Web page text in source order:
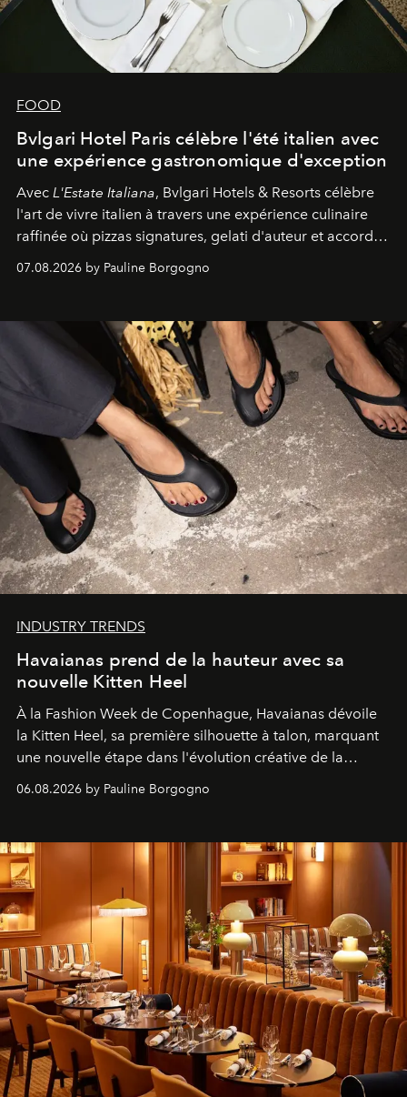
FOOD
Bvlgari Hotel Paris célèbre l'été italien avec
une expérience gastronomique d'exception
Avec L'Estate Italiana, Bvlgari Hotels & Resorts célèbre
l'art de vivre italien à travers une expérience culinaire
raffinée où pizzas signatures, gelati d'auteur et accords
07.08.2026 by Pauline Borgogno
INDUSTRY TRENDS
Havaianas prend de la hauteur avec sa
nouvelle Kitten Heel
À la Fashion Week de Copenhague, Havaianas dévoile
la Kitten Heel, sa première silhouette à talon, marquant
une nouvelle étape dans l'évolution créative de la
06.08.2026 by Pauline Borgogno